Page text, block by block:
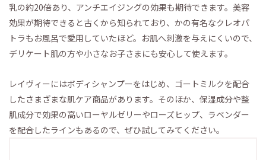
乳の約20倍あり、アンチエイジングの効果も期待できます。美容
効果が期待できると古くから知られており、かの有名なクレオパ
トラもお風呂で愛用していたほど。お肌へ刺激を与えにくいので、
デリケート肌の方や小さなお子さまにも安心して使えます。
レイヴィーにはボディシャンプーをはじめ、ゴートミルクを配合
したさまざまな肌ケア商品があります。そのほか、保湿成分や整
肌成分で効果の高いローヤルゼリーやローズヒップ、ラベンダー
を配合したラインもあるので、ぜひ試してみてください。